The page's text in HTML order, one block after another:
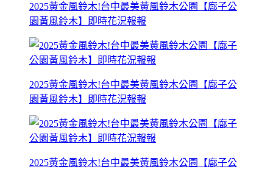
2025黃金風鈴木!台中最美黃風鈴木公園【廍子公
園黃風鈴木】即時花況報報
2025黃金風鈴木!台中最美黃風鈴木公園【廍子公
園黃風鈴木】即時花況報報
2025黃金風鈴木!台中最美黃風鈴木公園【廍子公